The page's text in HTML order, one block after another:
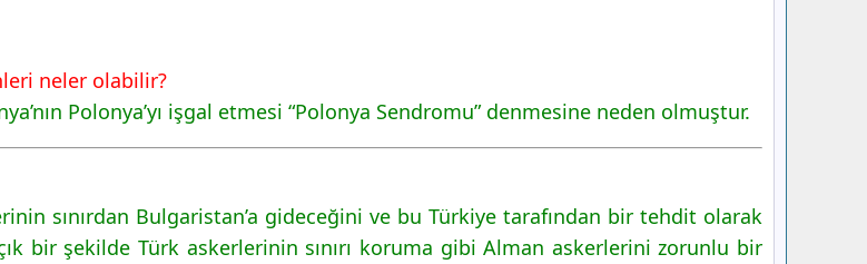
neler olabilir?
Polonya’yı işgal etmesi “Polonya Sendromu” denmesine neden olmuştur.
sınırdan Bulgaristan’a gideceğini ve bu Türkiye tarafından bir tehdit olarak
bir şekilde Türk askerlerinin sınırı koruma gibi Alman askerlerini zorunlu bir